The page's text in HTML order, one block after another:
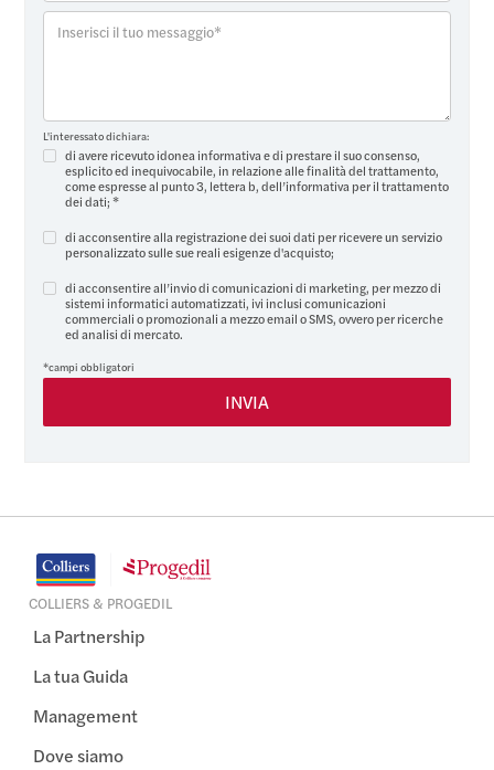
L'interessato dichiara:
di avere ricevuto idonea informativa e di prestare il suo consenso,
esplicito ed inequivocabile, in relazione alle finalità del trattamento,
come espresse al punto 3, lettera b, dell’informativa per il trattamento
dei dati; *
di acconsentire alla registrazione dei suoi dati per ricevere un servizio
personalizzato sulle sue reali esigenze d'acquisto;
di acconsentire all’invio di comunicazioni di marketing, per mezzo di
sistemi informatici automatizzati, ivi inclusi comunicazioni
commerciali o promozionali a mezzo email o SMS, ovvero per ricerche
ed analisi di mercato.
*campi obbligatori
COLLIERS & PROGEDIL
La Partnership
La tua Guida
Management
Dove siamo